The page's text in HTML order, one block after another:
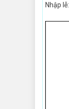
Nhập lễ: